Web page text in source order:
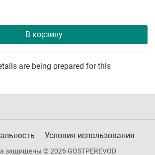
В корзину
are being prepared for this
Условия использования
защищены © 2026 GOSTPEREVOD